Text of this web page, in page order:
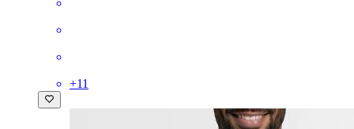
+11